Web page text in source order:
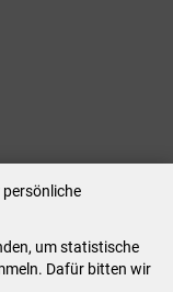
um statistische
Dafür bitten wir
Uhr
Uhr